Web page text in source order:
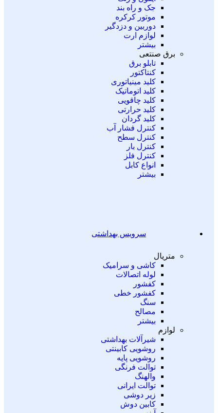
جک و راه بند
موتور کرکره
دوربین و دزدگیر
لوازم ارت
بیشتر
برق صنتعی
تابلو برق
کنتاکتور
کلید مینیاتوری
کلید اتوماتیک
کلید چاقویی
کلید حرارتی
کلید گردان
کنترل فشار آب
کنترل سطح
کنترل بار
کنترل فلز
انواع کابل
بیشتر
سرویس بهداشتی
متریال
کاشی و سرامیک
لوله اتصالات
کفشور
کفشور خطی
سنگ
مصالح
بیشتر
لوازم
شیرآلات بهداشتی
روشویی کابینتی
روشویی پایه
توالت فرنگی
والهنگ
توالت ایرانی
زیر دوشی
کابین دوش